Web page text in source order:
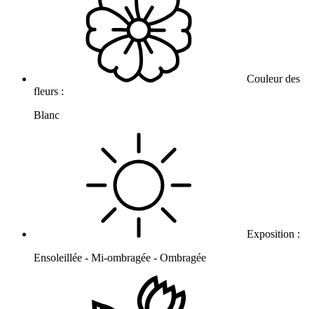
Couleur des
fleurs :
Blanc
Exposition :
Ensoleillée - Mi-ombragée - Ombragée